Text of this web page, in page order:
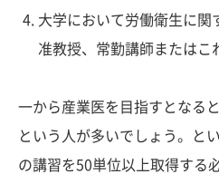
大学において労働衛生に関
准教授、常勤講師またはこ
一から産業医を目指すとなる
という人が多いでしょう。と
の講習を50単位以上取得する